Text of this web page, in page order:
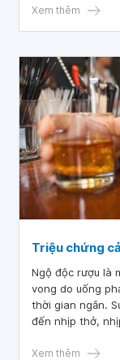
Xem thêm
Triệu chứng
Ngộ độc rượu là
vong do uống
thời gian ngắn.
đến nhịp thở, nhịp tim,
Xem thêm